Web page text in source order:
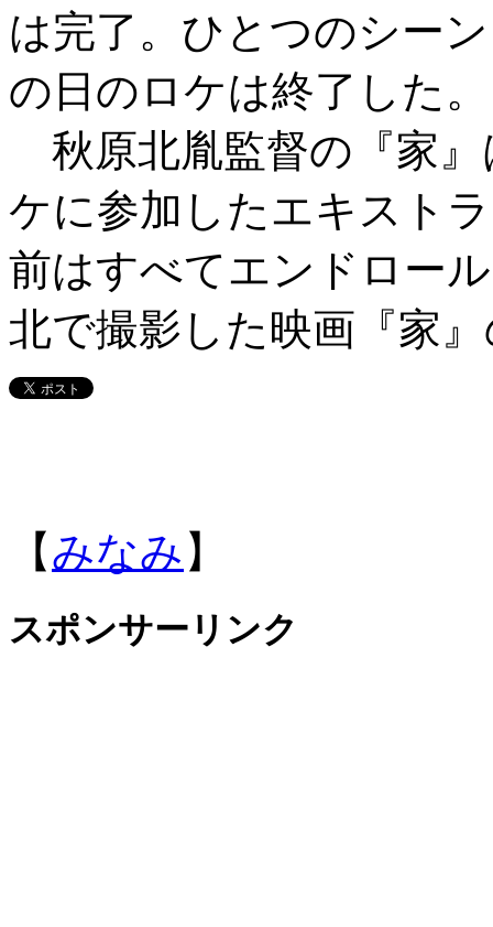
は完了。ひとつのシー
の日のロケは終了した。
秋原北胤監督の『家』
ケに参加したエキスト
前はすべてエンドロー
北で撮影した映画『家
【みなみ 】
スポンサーリンク